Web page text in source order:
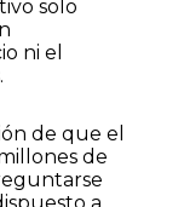
solo
ni el
de que el
de
a